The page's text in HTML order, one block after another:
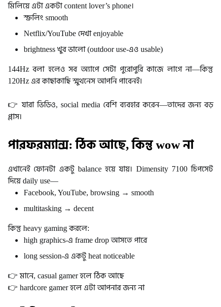
মিলিয়ে এটা একটা content lover’s phone।
স্ক্রলিং smooth
Netflix/YouTube দেখা enjoyable
brightness খুব ভালো (outdoor use-এও usable)
144Hz বলা হলেও সব অ্যাপে সেটা পুরোপুরি কাজে লাগে না—কিন্তু
120Hz এর কাছাকাছি স্মুথনেস আপনি পাবেনই।
👉 যারা ভিডিও, social media বেশি ব্যবহার করেন—তাদের জন্য বড়
প্লাস।
পারফরম্যান্স: ঠিক আছে, কিন্তু wow না
এখানেই ফোনটা একটু balance হয়ে যায়। Dimensity 7100 চিপসেট
দিয়ে daily use—
Facebook, YouTube, browsing → smooth
multitasking → decent
কিন্তু heavy gaming করলে:
high graphics-এ frame drop আসতে পারে
long session-এ একটু heat noticeable
👉 মানে, casual gamer হলে ঠিক আছে
👉 hardcore gamer হলে এটা আপনার জন্য না